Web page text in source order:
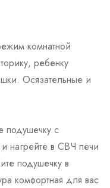
комнатной
ребенку
Осязательные и
подушечку с
нагрейте в СВЧ печи
подушечку в
комфортная для вас